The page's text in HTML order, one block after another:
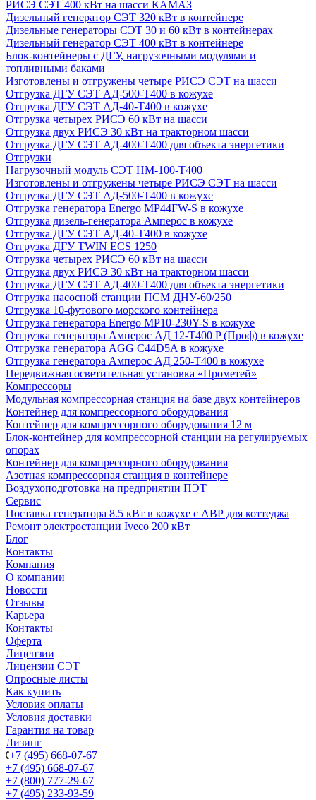
РИСЭ СЭТ 400 кВт на шасси КАМАЗ
Дизельный генератор СЭТ 320 кВт в контейнере
Дизельные генераторы СЭТ 30 и 60 кВт в контейнерах
Дизельный генератор СЭТ 400 кВт в контейнере
Блок-контейнеры с ДГУ, нагрузочными модулями и
топливными баками
Изготовлены и отгружены четыре РИСЭ СЭТ на шасси
Отгрузка ДГУ СЭТ АД-500-Т400 в кожухе
Отгрузка ДГУ СЭТ АД-40-Т400 в кожухе
Отгрузка четырех РИСЭ 60 кВт на шасси
Отгрузка двух РИСЭ 30 кВт на тракторном шасси
Отгрузка ДГУ СЭТ АД-400-Т400 для объекта энергетики
Отгрузки
Нагрузочный модуль СЭТ НМ-100-Т400
Изготовлены и отгружены четыре РИСЭ СЭТ на шасси
Отгрузка ДГУ СЭТ АД-500-Т400 в кожухе
Отгрузка генератора Energo MP44FW-S в кожухе
Отгрузка дизель-генератора Амперос в кожухе
Отгрузка ДГУ СЭТ АД-40-Т400 в кожухе
Отгрузка ДГУ TWIN ECS 1250
Отгрузка четырех РИСЭ 60 кВт на шасси
Отгрузка двух РИСЭ 30 кВт на тракторном шасси
Отгрузка ДГУ СЭТ АД-400-Т400 для объекта энергетики
Отгрузка насосной станции ПСМ ДНУ-60/250
Отгрузка 10-футового морского контейнера
Отгрузка генератора Energo MP10-230Y-S в кожухе
Отгрузка генератора Амперос АД 12-Т400 P (Проф) в кожухе
Отгрузка генератора AGG C44D5A в кожухе
Отгрузка генератора Амперос АД 250-Т400 в кожухе
Передвижная осветительная установка «Прометей»
Компрессоры
Модульная компрессорная станция на базе двух контейнеров
Контейнер для компрессорного оборудования
Контейнер для компрессорного оборудования 12 м
Блок-контейнер для компрессорной станции на регулируемых
опорах
Контейнер для компрессорного оборудования
Азотная компрессорная станция в контейнере
Воздухоподготовка на предприятии ПЭТ
Сервис
Поставка генератора 8.5 кВт в кожухе с АВР для коттеджа
Ремонт электростанции Iveco 200 кВт
Блог
Контакты
Компания
О компании
Новости
Отзывы
Карьера
Контакты
Оферта
Лицензии
Лицензии СЭТ
Опросные листы
Как купить
Условия оплаты
Условия доставки
Гарантия на товар
Лизинг
+7 (495) 668-07-67
+7 (495) 668-07-67
+7 (800) 777-29-67
+7 (495) 233-93-59